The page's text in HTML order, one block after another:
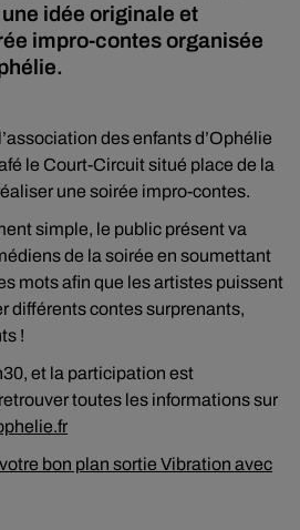
idée originale et
impro-contes organisée
des enfants d’Ophélie
le Court-Circuit situé place de la
une soirée impro-contes.
simple, le public présent va
de la soirée en soumettant
mots afin que les artistes puissent
différents contes surprenants,
!
et la participation est
toutes les informations sur
bon plan sortie Vibration avec